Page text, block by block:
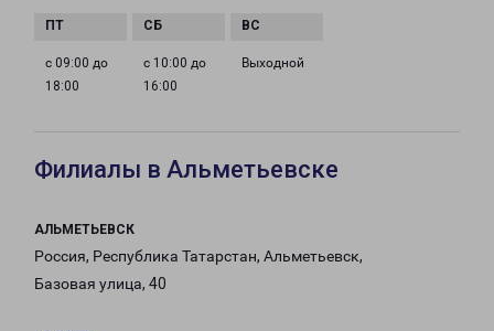
с 09:00 до
18:00
с 10:00 до
16:00
Выходной
Филиалы в Альметьевске
АЛЬМЕТЬЕВСК
Россия, Республика Татарстан, Альметьевск,
Базовая улица, 40